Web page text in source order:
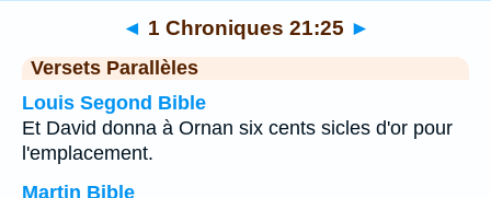
◄ 1 Chroniques 21:25 ►
Versets Parallèles
Louis Segond Bible
Et David donna à Ornan six cents sicles d'or pour
l'emplacement.
Martin Bible